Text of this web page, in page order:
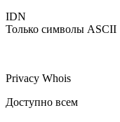
IDN
Только символы ASCII
Privacy Whois
Доступно всем